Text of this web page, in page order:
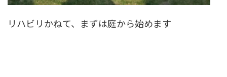
リハビリかねて、まずは庭から始めます